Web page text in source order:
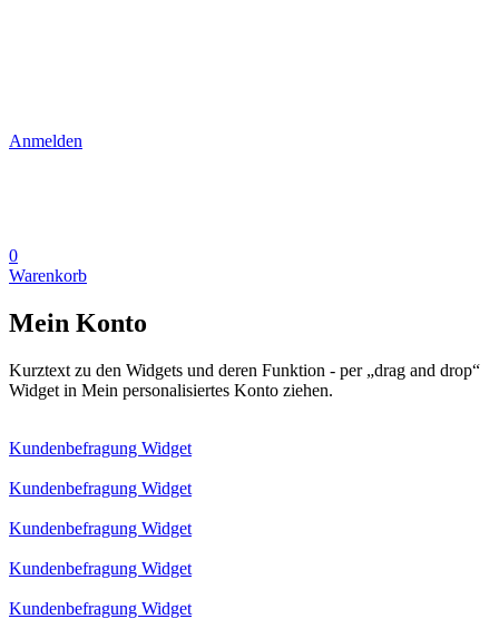
Anmelden
0
Warenkorb
Mein Konto
Kurztext zu den Widgets und deren Funktion - per „drag and drop“
Widget in Mein personalisiertes Konto ziehen.
Kundenbefragung Widget
Kundenbefragung Widget
Kundenbefragung Widget
Kundenbefragung Widget
Kundenbefragung Widget